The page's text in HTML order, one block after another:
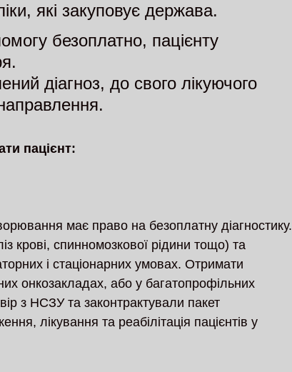
які закуповує держава.
безоплатно, пацієнту
діагноз, до свого лікуючого
пацієнт:
має право на безоплатну діагностику.
крові, спинномозкової рідини тощо) та
і стаціонарних умовах. Отримати
онкозакладах, або у багатопрофільних
з НСЗУ та законтрактували пакет
лікування та реабілітація пацієнтів у